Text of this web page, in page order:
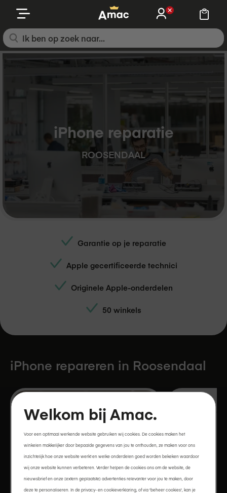
naar
de
inhoud
iPhone reparatie
ROOSENDAAL
Garantie op je reparatie
Apple gecertificeerde technici
Originele Apple-onderdelen
50 winkels
iPhone repareren in Roosendaal
Maandag
Dinsdag
Woensdag
Welkom bij Amac.
Voor een optimaal werkende website gebruiken wij cookies. De cookies maken het
winkelen makkelijker door bepaalde gegevens van jou te onthouden, ze maken voor ons
inzichtelijk hoe onze website werkt en welke onderdelen goed worden bekeken waardoor
wij onze website kunnen verbeteren. Verder helpen de cookies ons om de website, de
nieuwsbrief en onze (extern geplaatste) advertenties relevanter voor jou te maken, door
deze te personaliseren. In de privacy- en cookieverklaring, of via 'beheer cookies', kan je